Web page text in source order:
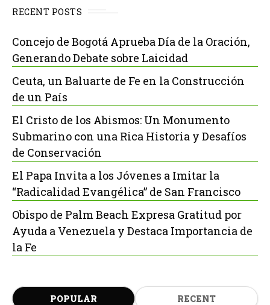
RECENT POSTS
Concejo de Bogotá Aprueba Día de la Oración,
Generando Debate sobre Laicidad
Ceuta, un Baluarte de Fe en la Construcción
de un País
El Cristo de los Abismos: Un Monumento
Submarino con una Rica Historia y Desafíos
de Conservación
El Papa Invita a los Jóvenes a Imitar la
“Radicalidad Evangélica” de San Francisco
Obispo de Palm Beach Expresa Gratitud por
Ayuda a Venezuela y Destaca Importancia de
la Fe
POPULAR RECENT